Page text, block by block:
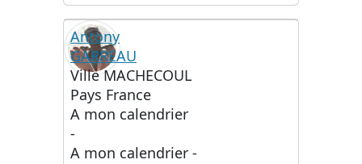
Antony
GARREAU
Ville MACHECOUL
Pays France
A mon calendrier
-
A mon calendrier -